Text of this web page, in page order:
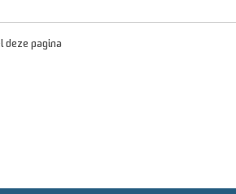
deze pagina